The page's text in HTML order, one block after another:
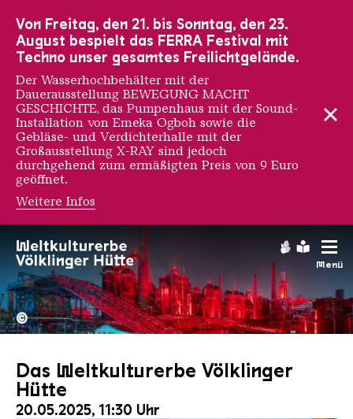
Menü
Hochofengruppe in Rot
Copyright:
©
Das Weltkulturerbe Völklinger
Hütte
20.05.2025, 11:30 Uhr
Von Freitag, den 21. bis Sonntag, den 23.
August bespielt das FERRA Festival mit
Techno unser gesamtes Freilichtgelände.
Der Wasserhochbehälter mit der
Dauerausstellung BEWEGUNG MACHT
GESCHICHTE, das Pumpenhaus mit der Sound-
Installation von Emeka Ogboh sowie die
Gebläse- und Verdichterhalle mit der
Großausstellung X-RAY sind jedoch
durchgehend zum ermäßigten Preis von 9 Euro
geöffnet.
Weitere Infos